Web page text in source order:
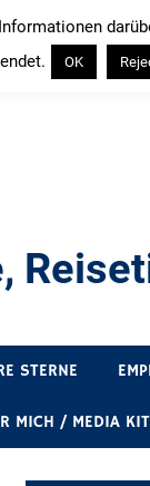
STERNE
MICH / MEDIA KIT
OK